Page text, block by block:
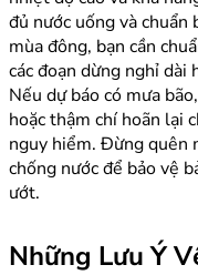
đủ nước uống và chuẩn
mùa đông, bạn cần
các đoạn dừng nghỉ
Nếu dự báo có mưa
hoặc thậm chí hoãn lại
nguy hiểm. Đừng quên
chống nước để bảo vệ
ướt.
Những Lưu Ý